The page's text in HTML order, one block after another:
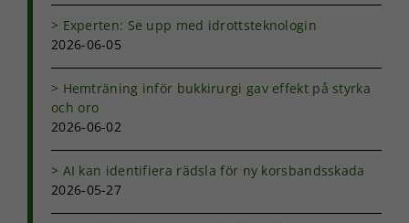
Experten: Se upp med idrottsteknologin
2026-06-05
Hemträning inför bukkirurgi gav effekt på styrka
och oro
2026-06-02
AI kan identifiera rädsla för ny korsbandsskada
2026-05-27